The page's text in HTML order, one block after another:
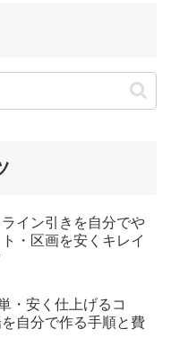
イン引きを自分でや
・区画を安くキレイ
・安く仕上げるコ
自分で作る手順と費